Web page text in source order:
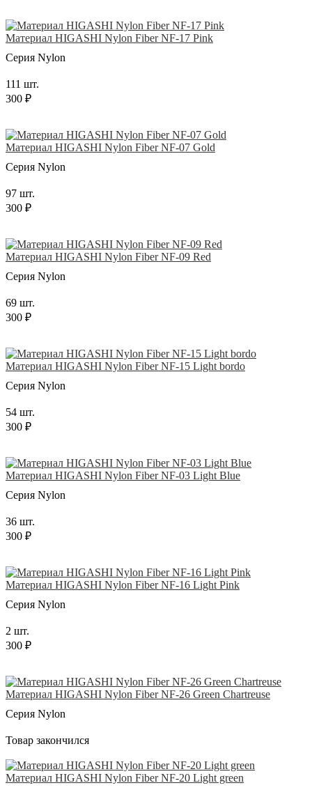
Материал HIGASHI Nylon Fiber NF-17 Pink
Серия Nylon
111 шт.
300 ₽
Материал HIGASHI Nylon Fiber NF-07 Gold
Серия Nylon
97 шт.
300 ₽
Материал HIGASHI Nylon Fiber NF-09 Red
Серия Nylon
69 шт.
300 ₽
Материал HIGASHI Nylon Fiber NF-15 Light bordo
Серия Nylon
54 шт.
300 ₽
Материал HIGASHI Nylon Fiber NF-03 Light Blue
Серия Nylon
36 шт.
300 ₽
Материал HIGASHI Nylon Fiber NF-16 Light Pink
Серия Nylon
2 шт.
300 ₽
Материал HIGASHI Nylon Fiber NF-26 Green Chartreuse
Серия Nylon
Товар закончился
Материал HIGASHI Nylon Fiber NF-20 Light green